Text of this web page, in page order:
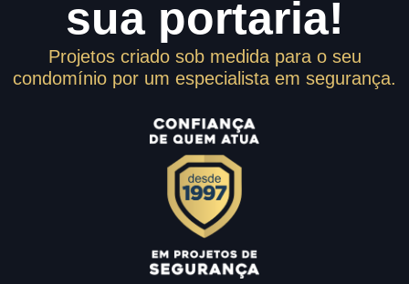
sua portaria!
Projetos criado sob medida para o seu
condomínio por um especialista em segurança.